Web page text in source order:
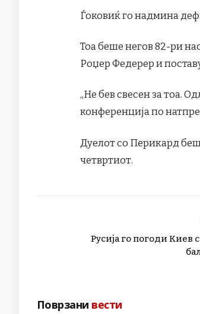
Ѓоковиќ го надмина
Тоа беше негов 82-ри
Роџер Федерер и
„Не бев свесен за тоа.
конференција по
Дуелот со Перикард
четвртиот.
Русија го погоди Киев
Поврзани вести